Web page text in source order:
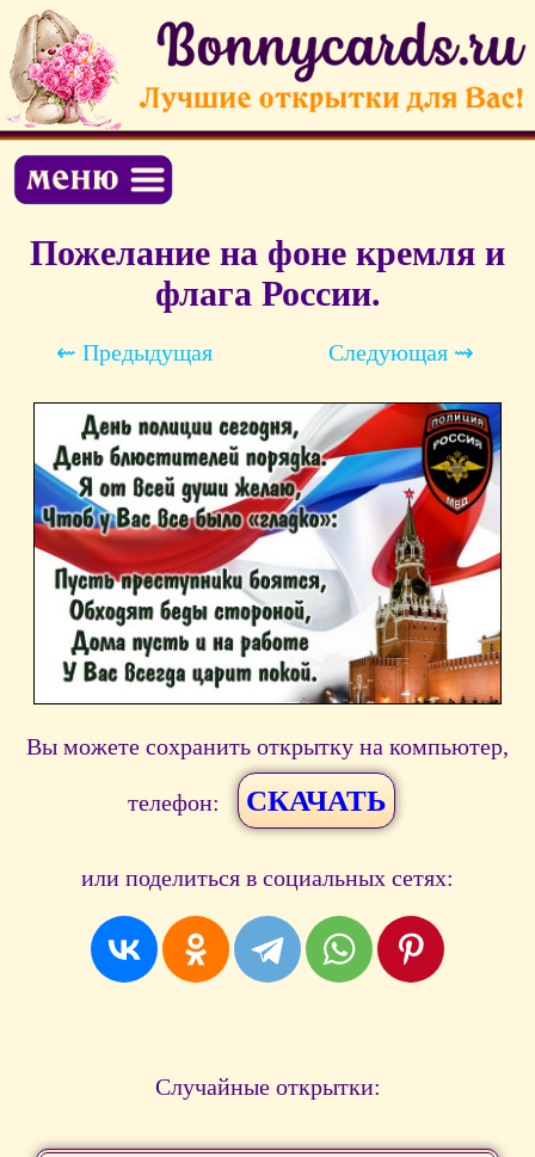
Пожелание на фоне кремля и
флага России.
⇜ Предыдущая Следующая ⇝
Вы можете сохранить открытку на компьютер,
телефон: СКАЧАТЬ
или поделиться в социальных сетях:
Случайные открытки: